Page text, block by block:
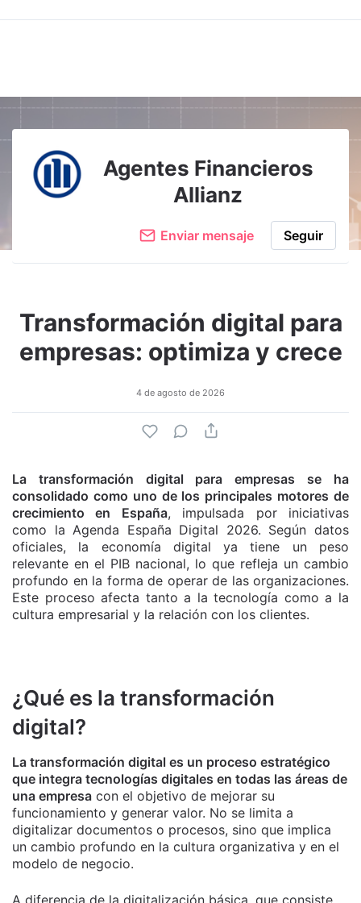
Agentes Financieros
Allianz
Enviar mensaje Seguir
Transformación digital para
empresas: optimiza y crece
4 de agosto de 2026
La transformación digital para empresas se ha
consolidado como uno de los principales motores de
crecimiento en España, impulsada por iniciativas
como la Agenda España Digital 2026. Según datos
oficiales, la economía digital ya tiene un peso
relevante en el PIB nacional, lo que refleja un cambio
profundo en la forma de operar de las organizaciones.
Este proceso afecta tanto a la tecnología como a la
cultura empresarial y la relación con los clientes.
¿Qué es la transformación
digital?
La transformación digital es un proceso estratégico
que integra tecnologías digitales en todas las áreas de
una empresa con el objetivo de mejorar su
funcionamiento y generar valor. No se limita a
digitalizar documentos o procesos, sino que implica
un cambio profundo en la cultura organizativa y en el
modelo de negocio.